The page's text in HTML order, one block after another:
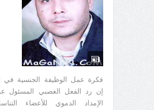
فكرة عمل الوظيفة الجنسية في
إن رد الفعل العصبي المسئول
الإمداد الدموي للأعضاء